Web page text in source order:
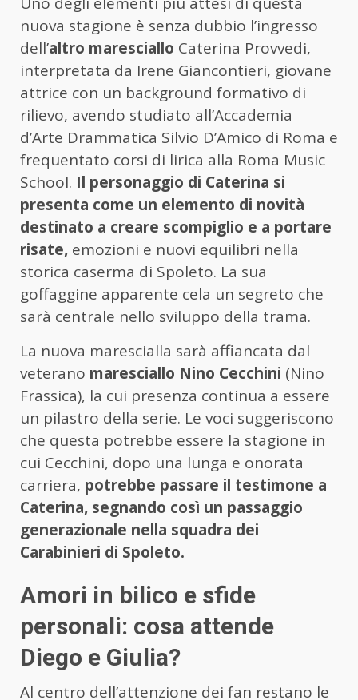
nuova stagione è senza dubbio l’ingresso
dell’altro maresciallo Caterina Provvedi,
interpretata da Irene Giancontieri, giovane
attrice con un background formativo di
rilievo, avendo studiato all’Accademia
d’Arte Drammatica Silvio D’Amico di Roma e
frequentato corsi di lirica alla Roma Music
School. Il personaggio di Caterina si
presenta come un elemento di novità
destinato a creare scompiglio e a portare
risate, emozioni e nuovi equilibri nella
storica caserma di Spoleto. La sua
goffaggine apparente cela un segreto che
sarà centrale nello sviluppo della trama.
La nuova marescialla sarà affiancata dal
veterano maresciallo Nino Cecchini (Nino
Frassica), la cui presenza continua a essere
un pilastro della serie. Le voci suggeriscono
che questa potrebbe essere la stagione in
cui Cecchini, dopo una lunga e onorata
carriera, potrebbe passare il testimone a
Caterina, segnando così un passaggio
generazionale nella squadra dei
Carabinieri di Spoleto.
Amori in bilico e sfide
personali: cosa attende
Diego e Giulia?
Al centro dell’attenzione dei fan restano le